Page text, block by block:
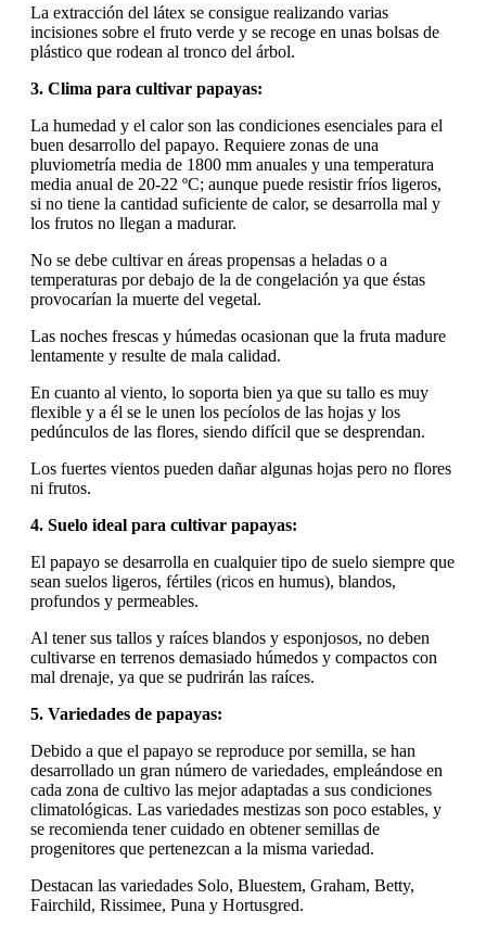
La extracción del látex se consigue realizando varias
incisiones sobre el fruto verde y se recoge en unas bolsas de
plástico que rodean al tronco del árbol.
3. Clima para cultivar papayas:
La humedad y el calor son las condiciones esenciales para el
buen desarrollo del papayo. Requiere zonas de una
pluviometría media de 1800 mm anuales y una temperatura
media anual de 20-22 ºC; aunque puede resistir fríos ligeros,
si no tiene la cantidad suficiente de calor, se desarrolla mal y
los frutos no llegan a madurar.
No se debe cultivar en áreas propensas a heladas o a
temperaturas por debajo de la de congelación ya que éstas
provocarían la muerte del vegetal.
Las noches frescas y húmedas ocasionan que la fruta madure
lentamente y resulte de mala calidad.
En cuanto al viento, lo soporta bien ya que su tallo es muy
flexible y a él se le unen los pecíolos de las hojas y los
pedúnculos de las flores, siendo difícil que se desprendan.
Los fuertes vientos pueden dañar algunas hojas pero no flores
ni frutos.
4. Suelo ideal para cultivar papayas:
El papayo se desarrolla en cualquier tipo de suelo siempre que
sean suelos ligeros, fértiles (ricos en humus), blandos,
profundos y permeables.
Al tener sus tallos y raíces blandos y esponjosos, no deben
cultivarse en terrenos demasiado húmedos y compactos con
mal drenaje, ya que se pudrirán las raíces.
5. Variedades de papayas:
Debido a que el papayo se reproduce por semilla, se han
desarrollado un gran número de variedades, empleándose en
cada zona de cultivo las mejor adaptadas a sus condiciones
climatológicas. Las variedades mestizas son poco estables, y
se recomienda tener cuidado en obtener semillas de
progenitores que pertenezcan a la misma variedad.
Destacan las variedades Solo, Bluestem, Graham, Betty,
Fairchild, Rissimee, Puna y Hortusgred.